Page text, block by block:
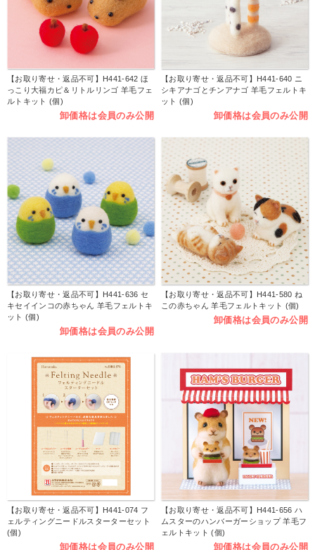
【お取り寄せ・返品不可】H441-642 ほ
っこり大福カピ＆リトルリンゴ 羊毛フェ
ルトキット (個)
卸価格は会員のみ公開
【お取り寄せ・返品不可】H441-640 ニ
シキアナゴとチンアナゴ 羊毛フェルトキ
ット (個)
卸価格は会員のみ公開
【お取り寄せ・返品不可】H441-636 セ
キセイインコの赤ちゃん 羊毛フェルトキ
ット (個)
卸価格は会員のみ公開
【お取り寄せ・返品不可】H441-580 ね
この赤ちゃん 羊毛フェルトキット (個)
卸価格は会員のみ公開
【お取り寄せ・返品不可】H441-074 フ
ェルティングニードルスターターセット
(個)
卸価格は会員のみ公開
【お取り寄せ・返品不可】H441-656 ハ
ムスターのハンバーガーショップ 羊毛フ
ェルトキット (個)
卸価格は会員のみ公開